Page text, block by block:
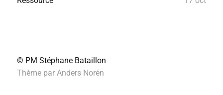
© PM Stéphane Bataillon
Thème par Anders Norén